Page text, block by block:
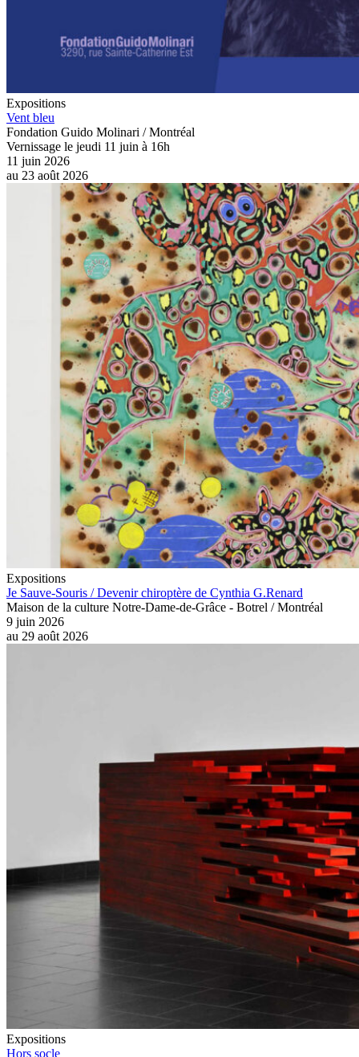
Expositions
Vent bleu
Fondation Guido Molinari / Montréal
Vernissage le jeudi 11 juin à 16h
11 juin 2026
au 23 août 2026
Expositions
Je Sauve-Souris / Devenir chiroptère de Cynthia G.Renard
Maison de la culture Notre-Dame-de-Grâce - Botrel / Montréal
9 juin 2026
au 29 août 2026
Expositions
Hors socle